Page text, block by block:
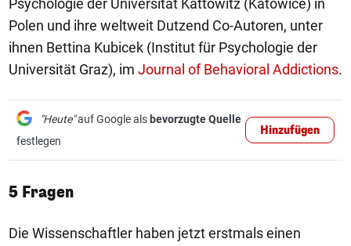
Psychologie der Universität Kattowitz (Katowice) in
Polen und ihre weltweit Dutzend Co-Autoren, unter
ihnen Bettina Kubicek (Institut für Psychologie der
Universität Graz), im Journal of Behavioral Addictions.
"Heute"auf Google als bevorzugte Quelle
festlegen
Hinzufügen
5 Fragen
Die Wissenschaftler haben jetzt erstmals einen